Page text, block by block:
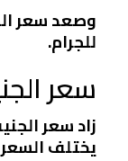
للجرام.
سعر
يختلف